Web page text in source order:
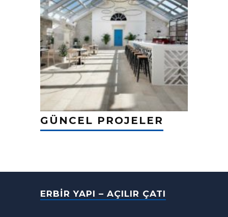
GÜNCEL PROJELER
ERBIR YAPI – AÇILIR ÇATI